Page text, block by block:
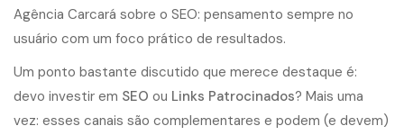
Agência Carcará sobre o SEO: pensamento sempre no
usuário com um foco prático de resultados.
Um ponto bastante discutido que merece destaque é:
devo investir em SEO ou Links Patrocinados? Mais uma
vez: esses canais são complementares e podem (e devem)